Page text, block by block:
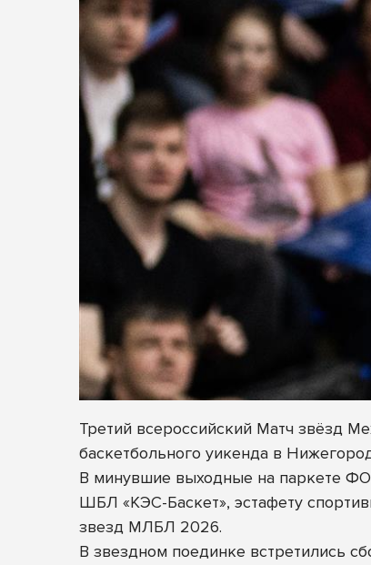
Третий всероссийский Матч звёзд
баскетбольного уикенда в
В минувшие выходные на паркете
ШБЛ «КЭС-Баскет», эстафету
звезд МЛБЛ 2026.
В звездном поединке встретились